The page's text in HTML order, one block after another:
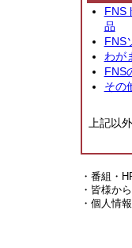
FNS
品
FNS
わが
FNS
その
上記以
・番組・
・皆様か
・個人情